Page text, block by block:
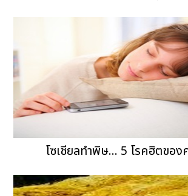
โซเชียลทำพิษ... 5 โรคฮิตขอ